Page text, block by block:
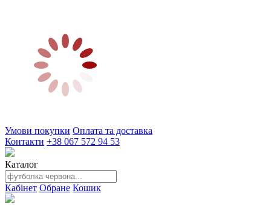
Умови покупки Оплата та доставка
Контакти +38 067 572 94 53
Каталог
Кабінет Обране Кошик